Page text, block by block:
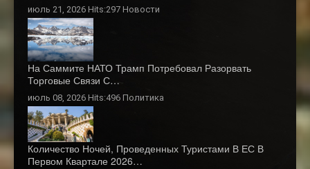
июль 21, 2026 Hits:297 Новости
На Саммите НАТО Трамп Потребовал Разорвать
Торговые Связи С…
июль 08, 2026 Hits:496 Политика
Количество Ночей, Проведенных Туристами В ЕС В
Первом Квартале 2026…